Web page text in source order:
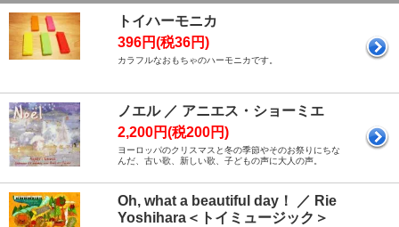
トイハーモニカ
396円(税36円)
カラフルなおもちゃのハーモニカです。
ノエル ／ アニエス・ショーミエ
2,200円(税200円)
ヨーロッパのクリスマスと冬の季節やそのお祭りにちな
んだ、古い歌、新しい歌、子どもの声に大人の声。
Oh, what a beautiful day！ ／ Rie
Yoshihara＜トイミュージック＞